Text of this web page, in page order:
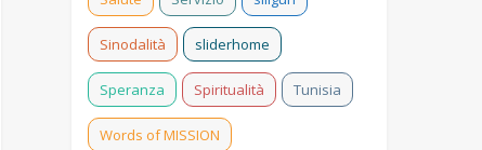
Missione
Sinodalità sliderhome
Speranza Spiritualità Tunisia
Words of MISSION